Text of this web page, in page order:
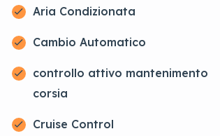
Aria Condizionata
Cambio Automatico
controllo attivo mantenimento
corsia
Cruise Control